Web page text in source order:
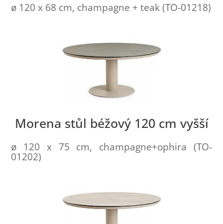
ø 120 x 68 cm, champagne + teak (TO-01218)
Morena stůl béžový 120 cm vyšší
ø 120 x 75 cm, champagne+ophira (TO-
01202)